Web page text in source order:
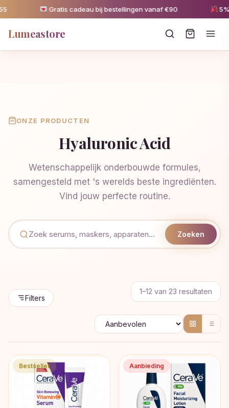
Gratis cadeau bij bestellingen vanaf €90 5%
Lumeastore
ONZE PRODUCTEN
Hyaluronic Acid
Wetenschappelijk onderbouwde formules,
samengesteld met 's werelds beste ingrediënten.
Vind jouw perfecte routine.
Zoeken
Filters
1–12 van 23 resultaten
op
Bestseller Aanbieding